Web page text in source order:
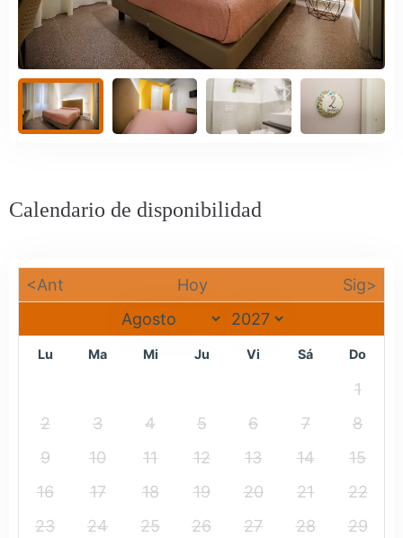
Calendario de disponibilidad
<Ant Hoy Sig>
Lu Ma Mi Ju Vi Sá Do
1
2
3 4 5 6 7
8
9
10 11 12 13 14
15
16
17 18 19 20 21
22
23
24 25 26 27 28
29